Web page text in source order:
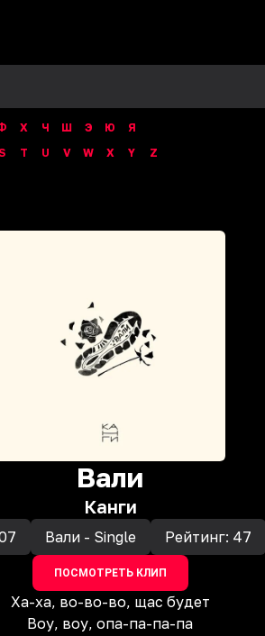
Х Ч Ш Э Ю
Я
T U V W X Y Z
Вали
Канги
Вали - Single Рейтинг: 47
ПОСМОТРЕТЬ КЛИП
Ха-ха, во-во-во, щас будет
Воу, воу, опа-па-па-па